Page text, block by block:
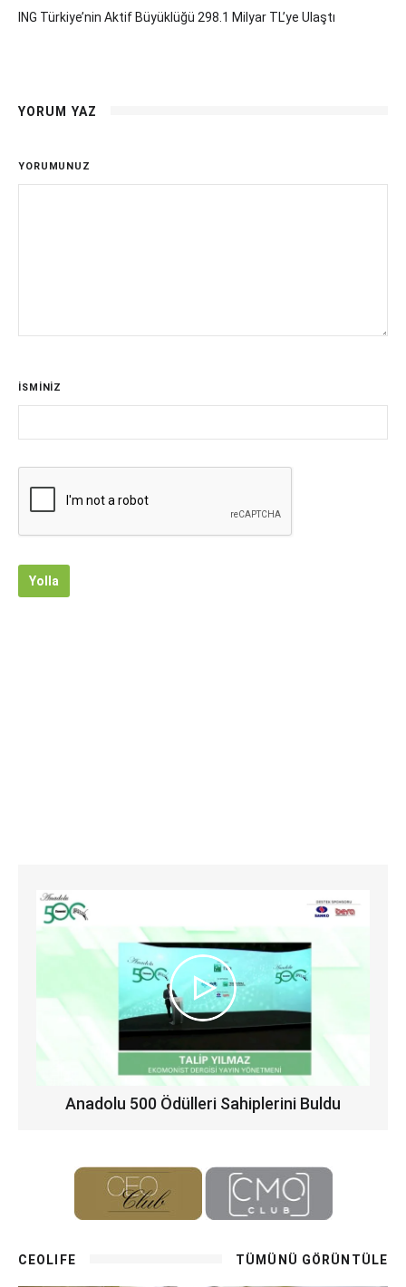
ING Türkiye’nin Aktif Büyüklüğü 298.1 Milyar TL’ye Ulaştı
YORUM YAZ
YORUMUNUZ
İSMİNİZ
Yolla
Anadolu 500 Ödülleri Sahiplerini Buldu
CEOLIFE TÜMÜNÜ GÖRÜNTÜLE